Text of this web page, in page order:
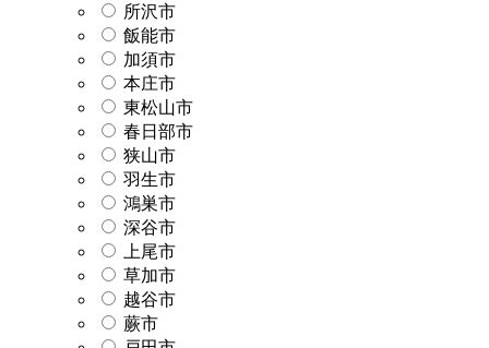
所沢市
飯能市
加須市
本庄市
東松山市
春日部市
狭山市
羽生市
鴻巣市
深谷市
上尾市
草加市
越谷市
蕨市